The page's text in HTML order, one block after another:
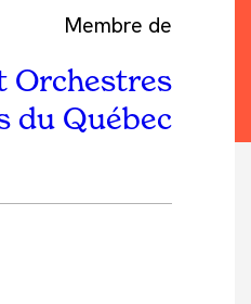
Membre de
Orchestres
du Québec